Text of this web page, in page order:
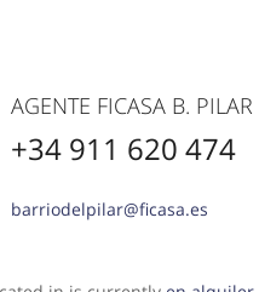
AGENTE FICASA B. PILAR
+34 911 620 474
barriodelpilar@ficasa.es